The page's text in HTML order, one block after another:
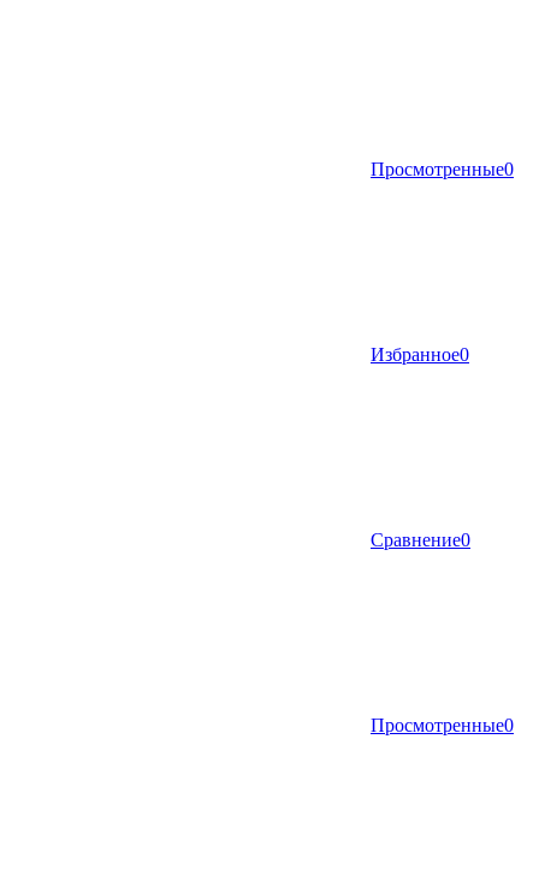
Просмотренные0
Избранное0
Сравнение0
Просмотренные0